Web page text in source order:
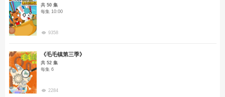
共 50 集
每集 10:00
9358
《毛毛镇第三季》
共 52 集
每集 6
2284